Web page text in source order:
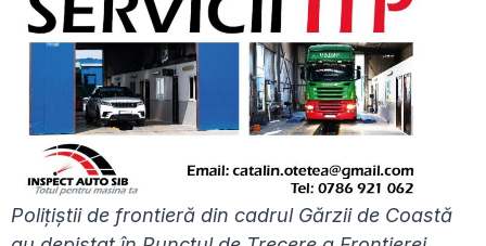
Poliţiştii de frontieră din cadrul Gărzii de Coastă